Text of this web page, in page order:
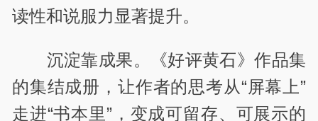
读性和说服力显著提升。
沉淀靠成果。《好评黄石》作品集
的集结成册，让作者的思考从“屏幕上”
走进“书本里”，变成可留存、可展示的